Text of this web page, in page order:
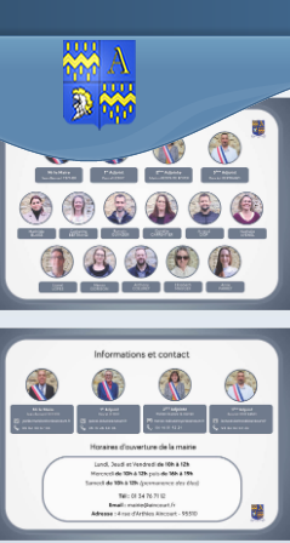
Accès lettres d'informations